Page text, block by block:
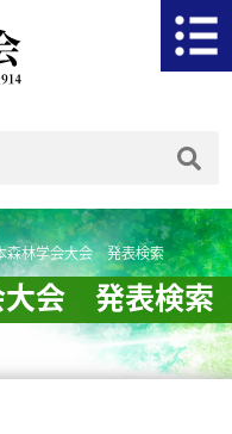
森林学会大会 発表検索
大会 発表検索